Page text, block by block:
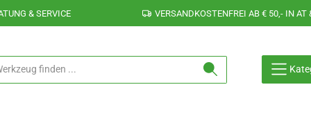
& SERVICE VERSANDKOSTENFREI AB € 50,- IN AT